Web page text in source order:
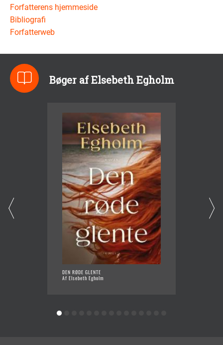
Forfatterens hjemmeside
Bibliografi
Forfatterweb
Bøger af Elsebeth Egholm
DEN RØDE GLENTE
Af Elsebeth Egholm